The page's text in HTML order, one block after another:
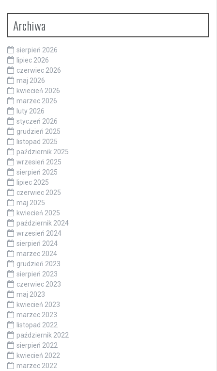
Archiwa
sierpień 2026
lipiec 2026
czerwiec 2026
maj 2026
kwiecień 2026
marzec 2026
luty 2026
styczeń 2026
grudzień 2025
listopad 2025
październik 2025
wrzesień 2025
sierpień 2025
lipiec 2025
czerwiec 2025
maj 2025
kwiecień 2025
październik 2024
wrzesień 2024
sierpień 2024
marzec 2024
grudzień 2023
sierpień 2023
czerwiec 2023
maj 2023
kwiecień 2023
marzec 2023
listopad 2022
październik 2022
sierpień 2022
kwiecień 2022
marzec 2022